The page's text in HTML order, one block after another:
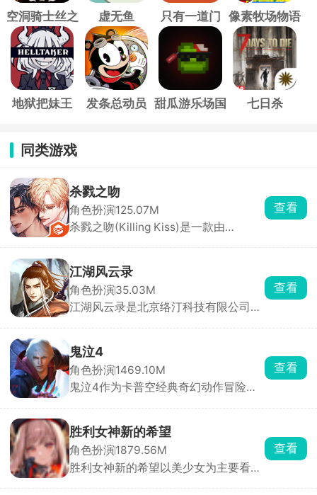
空洞骑士丝之
歌
虚无鱼 只有一道门 像素牧场物语
地狱把妹王 发条总动员
甜瓜游乐场国
七日杀
同类游戏
杀戮之吻
角色扮演125.07M
杀戮之吻(Killing Kiss)是一款由
的危险世界中求生，同时与多位性格迥
异的男性角色建立亲密关系。游戏采用
分支叙事机制，每一次对话选项都至关
重要，将直接影响角色关系走向与最终
查看
江湖风云录
角色扮演35.03M
江湖风云录是北京络汀科技有限公司发
战乱不断。玩家扮演初入江湖的侠客，
通过主线与支线任务逐步揭开江湖中的
恩怨情仇与阴谋诡计。游戏拥有超过
120种武功秘籍，剑法、刀法、拳法自
查看
鬼泣4
角色扮演1469.10M
鬼泣4作为卡普空经典奇幻动作冒险游
面、酷炫的特效与超爽的打击感著称，
玩家可操控尼禄或但丁，开启一场惊心
动魄的恶魔猎杀之旅。尼禄凭借恶魔右
手施展抓取、投掷等独特技能，而但丁
查看
胜利女神新的希望
角色扮演1879.56M
胜利女神新的希望以美少女为主要看点
查看